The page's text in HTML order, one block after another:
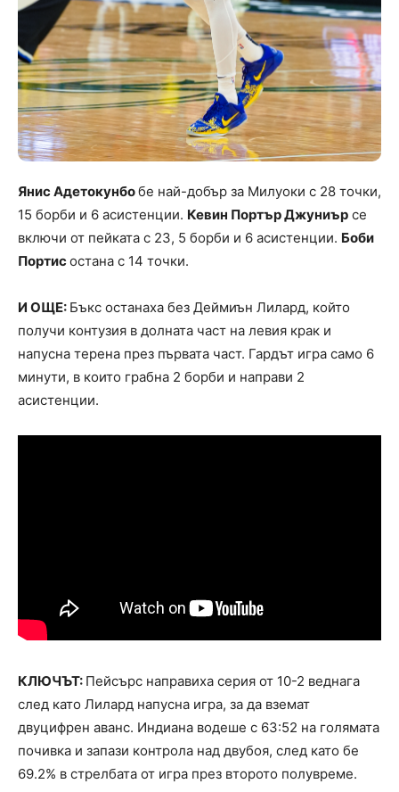
Янис Адетокунбобе най-добър за Милуоки с 28 точки,
15 борби и 6 асистенции. Кевин Портър Джуниър се
включи от пейката с 23, 5 борби и 6 асистенции. Боби
Портисостана с 14 точки.
И ОЩЕ: Бъкс останаха без Деймиън Лилард, който
получи контузия в долната част на левия крак и
напусна терена през първата част. Гардът игра само 6
минути, в които грабна 2 борби и направи 2
асистенции.
КЛЮЧЪТ: Пейсърс направиха серия от 10-2 веднага
след като Лилард напусна игра, за да вземат
двуцифрен аванс. Индиана водеше с 63:52 на голямата
почивка и запази контрола над двубоя, след като бе
69.2% в стрелбата от игра през второто полувреме.